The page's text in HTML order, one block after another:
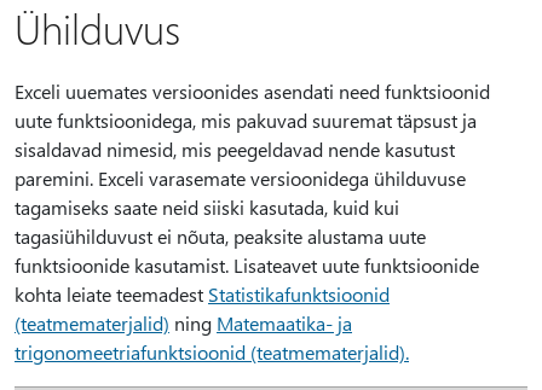
Ühilduvus
Exceli uuemates versioonides asendati need funktsioonid
uute funktsioonidega, mis pakuvad suuremat täpsust ja
sisaldavad nimesid, mis peegeldavad nende kasutust
paremini. Exceli varasemate versioonidega ühilduvuse
tagamiseks saate neid siiski kasutada, kuid kui
tagasiühilduvust ei nõuta, peaksite alustama uute
funktsioonide kasutamist. Lisateavet uute funktsioonide
kohta leiate teemadest Statistikafunktsioonid
(teatmematerjalid) ning Matemaatika- ja
trigonomeetriafunktsioonid (teatmematerjalid).